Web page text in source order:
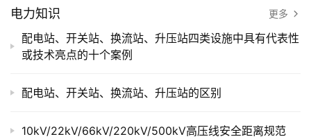
电力知识 更多
配电站、开关站、换流站、升压站四类设施中具有代表性
或技术亮点的十个案例
配电站、开关站、换流站、升压站的区别
10kV/22kV/66kV/220kV/500kV高压线安全距离规范